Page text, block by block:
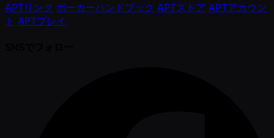
APTリンク ポーカーハンドブック APTストア APTアカウン
ト APTプレイ